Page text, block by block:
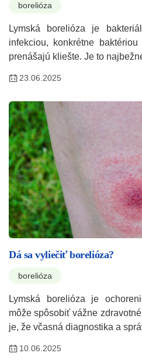
borelióza
Lymská borelióza je
infekciou, konkrétne
prenášajú kliešte. Je to
23.06.2025
Dá sa vyliečiť borelióza?
borelióza
Lymská borelióza je
môže spôsobiť vážne
je, že včasná diagnostika a
10.06.2025